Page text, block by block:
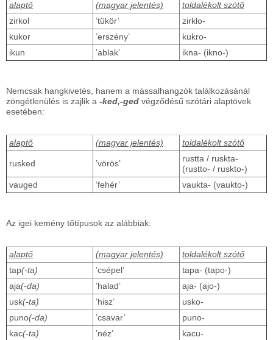
alaptő (magyar jelentés)
toldalékolt szótő
zirkol
’tükör’
zirklo-
kukor
’erszény’
kukro-
ikun
’ablak’ ikna- (ikno-)
Nemcsak hangkivetés, hanem a mássalhangzók találkozásánál
zöngétlenülés is zajlik a -ked,-ged végződésű szótári alaptövek
esetében:
alaptő (magyar jelentés) toldalékolt szótő
rusked ’vörös’
rustta / ruskta-
(rustto- / ruskto-)
vauged
’fehér’ vaukta- (vaukto-)
Az igei kemény tőtípusok az alábbiak:
alaptő (magyar jelentés)
toldalékolt szótő
tap(-ta) ’csépel’
tapa- (tapo-)
aja(-da) ’halad’
aja- (ajo-)
usk(-ta) ’hisz’
usko-
puno(-da) ’csavar’
puno-
kac(-ta) ’néz’
kacu-